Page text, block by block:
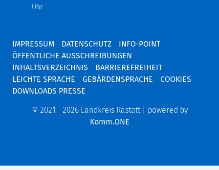
Uhr
IMPRESSUM DATENSCHUTZ
INFO-POINT
ÖFFENTLICHE AUSSCHREIBUNGEN
INHALTSVERZEICHNIS
BARRIEREFREIHEIT
LEICHTE SPRACHE
GEBÄRDENSPRACHE
COOKIES
DOWNLOADS PRESSE
© 2021 - 2026 Landkreis Rastatt | powered by
Komm.ONE